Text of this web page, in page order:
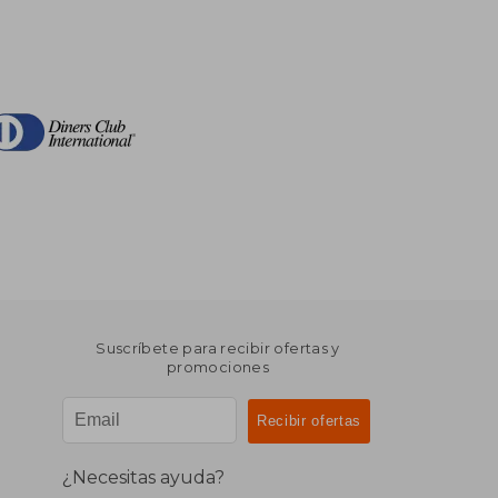
Suscríbete para recibir ofertas y
promociones
¿Necesitas ayuda?